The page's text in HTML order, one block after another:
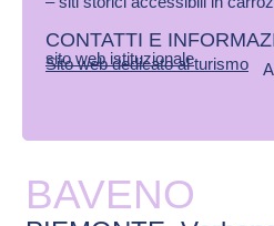
CONTATTI E
sito web istituzionale
Sito web dedicato al turismo
BAVENO